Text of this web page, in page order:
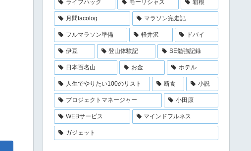
ライフハック モーリシャス 箱根
月間tacolog マラソン完走記
フルマラソン準備 軽井沢 ドバイ
伊豆 登山体験記 SE勉強記録
日本百名山 お金 ホテル
人生でやりたい100のリスト 断食 小説
プロジェクトマネージャー 小田原
WEBサービス マインドフルネス
ガジェット